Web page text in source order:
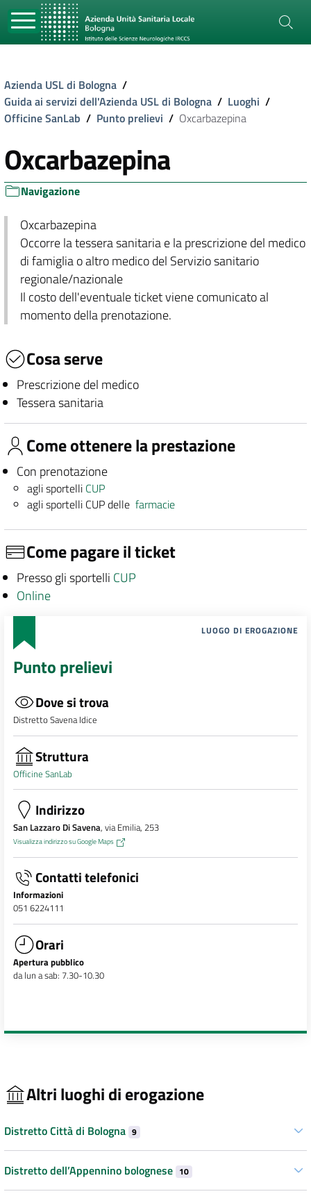
Azienda USL di Bologna /
Guida ai servizi dell'Azienda USL di Bologna / Luoghi /
Officine SanLab / Punto prelievi / Oxcarbazepina
Oxcarbazepina
Navigazione
Oxcarbazepina
Occorre la tessera sanitaria e la prescrizione del medico
di famiglia o altro medico del Servizio sanitario
regionale/nazionale
Il costo dell'eventuale ticket viene comunicato al
momento della prenotazione.
Cosa serve
Prescrizione del medico
Tessera sanitaria
Come ottenere la prestazione
Con prenotazione
agli sportelli CUP
agli sportelli CUP dellefarmacie
Come pagare il ticket
Presso gli sportelli CUP
Online
LUOGO DI EROGAZIONE
Punto prelievi
Dove si trova
Distretto Savena Idice
Struttura
Officine SanLab
Indirizzo
San Lazzaro Di Savena, via Emilia, 253
Visualizza indirizzo su Google Maps
Contatti telefonici
Informazioni
051 6224111
Orari
Apertura pubblico
da lun a sab: 7.30-10.30
Altri luoghi di erogazione
Distretto Città di Bologna 9
Distretto dell’Appennino bolognese 10